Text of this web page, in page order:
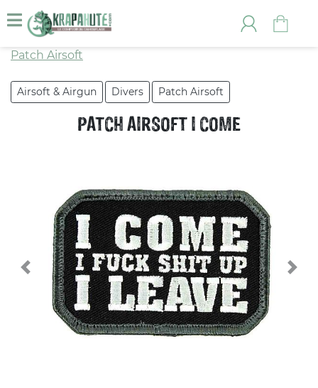
Airsoft & Airgun Divers Patch Airsoft
PATCH AIRSOFT I COME
Patch Airsoft
Previous